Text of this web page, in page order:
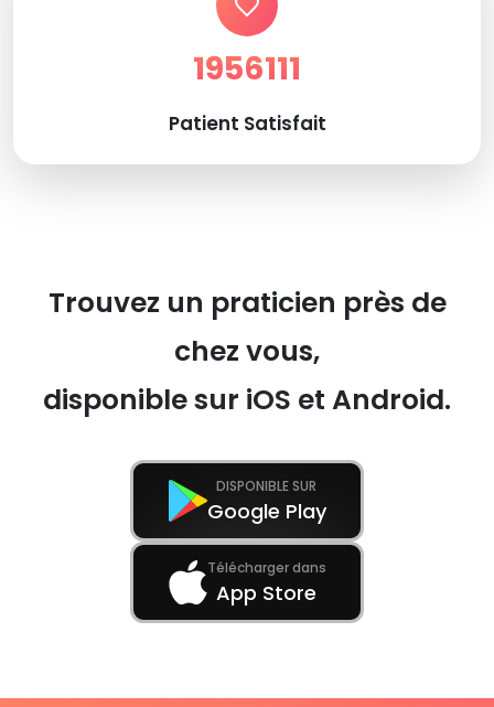
1956111
Patient Satisfait
Trouvez un praticien près de
chez vous,
disponible sur iOS et Android.
DISPONIBLE SUR
Google Play
Télécharger dans
App Store